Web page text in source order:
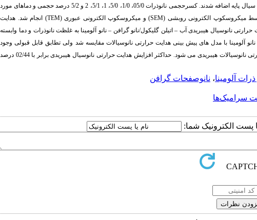
) به عنوان عامل فعال سطحی برای تثبیت و پراکندگی نانوذرات به سیال پایه اضافه شدند. کسرحجمی نانوذرات 05/0، 1/0، 5/0، 1، 5/1، 2 و 5/2 درصد حجمی و دماهای مورد
SEM) و میکروسکوپ الکترونی عبوری (TEM) انجام شد. هدایت
نانوسیال هیبریدی آب – اتیلن گلیکول­/­نانو گرافن – نانو آلومینا به غلظت نانوذرات و دما وابسته
آلومینا با مدل های پیش بینی هدایت حرارتی نانوسیالات مقایسه شد ولی تطابق قابل قبولی وجود
نداشت. نتایج نشان داد که افزایش دما و غلظت حجمی نانوذرات موجب افزایش هدایت حرارتی نانوسیالات هیبریدی می شود. حداکثر افزایش هدایت حرارتی نانوسیال هیبریدی برابر با 02/44 درصد
ذرات آلومینا، نانوصفحات گرافن
سرامیک‌ها
پست الکترونیک شما: